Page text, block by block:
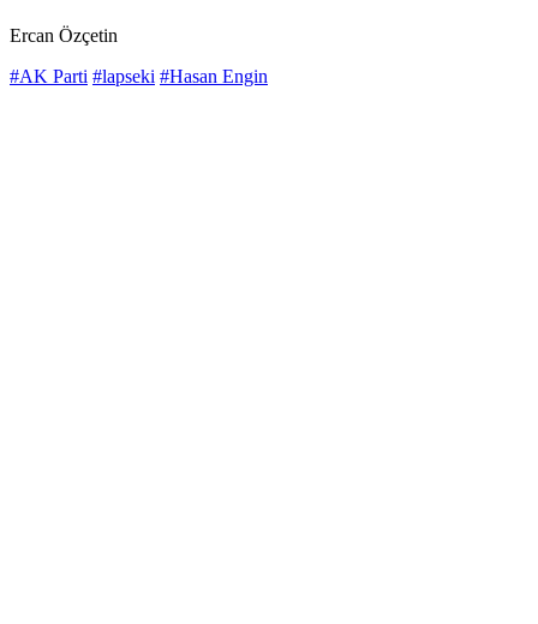
Ercan Özçetin
#AK Parti #lapseki #Hasan Engin